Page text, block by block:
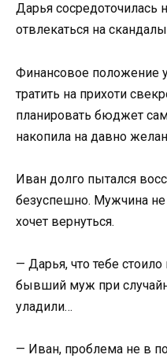
Дарья сосредоточилась
отвлекаться на
Финансовое положение
тратить на прихоти
планировать бюджет
накопила на давно
Иван долго пытался
безуспешно. Мужчина
хочет вернуться.
— Дарья, что тебе
бывший муж при
уладили…
— Иван, проблема не в